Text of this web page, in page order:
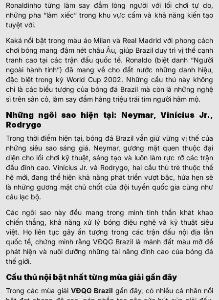
Ronaldinho từng làm say đắm lòng người với lối chơi tự do,
những pha “làm xiếc” trong khu vực cấm và khả năng kiến tạo
tuyệt vời.
Kaká nổi bật trong màu áo Milan và Real Madrid với phong cách
chơi bóng mang đậm nét châu Âu, giúp Brazil duy trì vị thế cạnh
tranh cao tại các trận đấu quốc tế. Ronaldo (biệt danh “Người
ngoài hành tinh”) đã mang về cho đất nước những danh hiệu,
đặc biệt trong kỳ World Cup 2002. Những cầu thủ này không
chỉ là các biểu tượng của bóng đá Brazil mà còn là những nghệ
sĩ trên sân cỏ, làm say đắm hàng triệu trái tim người hâm mộ.
Những ngôi sao hiện tại: Neymar, Vinícius Jr.,
Rodrygo
Trong thời điểm hiện tại, bóng đá Brazil vẫn giữ vững vị thế của
những siêu sao sáng giá. Neymar, gương mặt quen thuộc đại
diện cho lối chơi kỹ thuật, sáng tạo và luôn làm rực rỡ các trận
đấu đỉnh cao. Vinícius Jr. và Rodrygo, hai cầu thủ trẻ thuộc thế
hệ mới, đang thể hiện khả năng phát triển vượt bậc, hứa hẹn sẽ
là những gương mặt chủ chốt của đội tuyển quốc gia cũng như
câu lạc bộ.
Các ngôi sao này đều mang trong mình tinh thần khát khao
chiến thắng, khả năng xử lý bóng điệu nghệ và kỹ thuật siêu
việt. Họ liên tục gây ấn tượng trong các trận đấu nội địa lẫn
quốc tế, chứng minh rằng VĐQG Brazil là mảnh đất màu mỡ để
phát hiện và nuôi dưỡng những tài năng đỉnh cao của bóng đá
thế giới.
Cầu thủ nội bật nhất từng mùa giải gần đây
Trong các mùa giải VĐQG Brazil gần đây, có nhiều cá nhân nổi